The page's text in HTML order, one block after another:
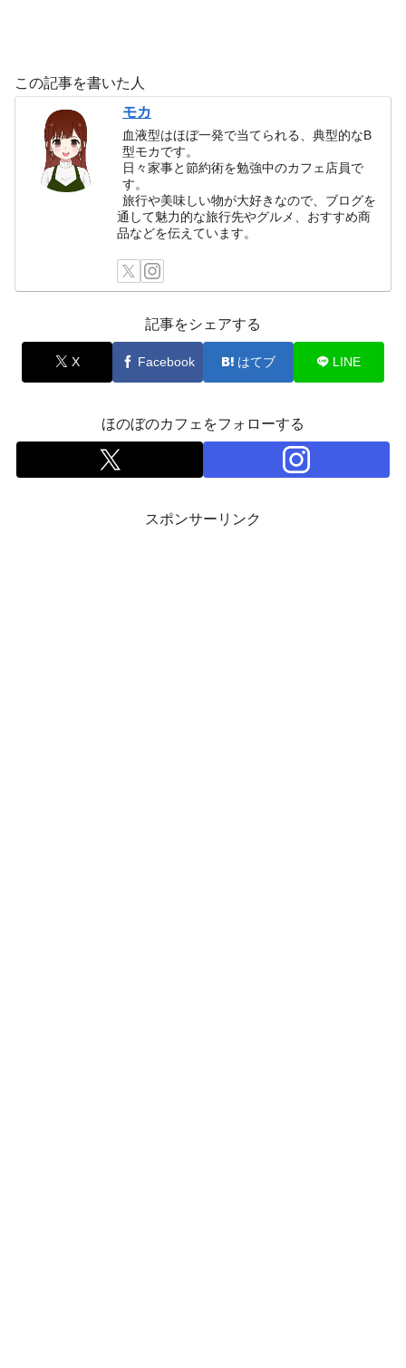
この記事を書いた人
モカ
血液型はほぼ一発で当てられる、典型的なB
型モカです。
日々家事と節約術を勉強中のカフェ店員で
す。
旅行や美味しい物が大好きなので、ブログを
通して魅力的な旅行先やグルメ、おすすめ商
品などを伝えています。
記事をシェアする
X Facebook はてブ LINE
ほのぼのカフェをフォローする
スポンサーリンク